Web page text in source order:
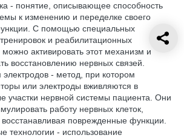
- понятие, описывающее способность
к изменению и переделке своего
С помощью специальных
и реабилитационных
активировать этот механизм и
восстановлению нервных связей.
- метод, при котором
или электроды вживляются в
участки нервной системы пациента. Они
работу нервных клеток,
восстанавливая поврежденные функции.
технологии - использование